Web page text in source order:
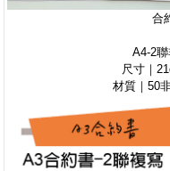
合
A4-2
尺寸｜
材質｜50